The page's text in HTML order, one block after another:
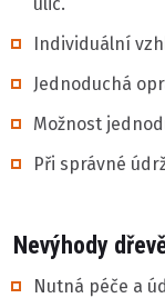
Individuální
Jednoduchá
Možnost
Při správné
Nevýhody
Nutná péče a